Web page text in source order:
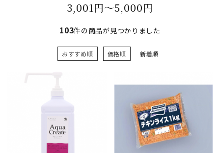
3,001円～5,000円
103件の商品が見つかりました
おすすめ順 価格順 新着順